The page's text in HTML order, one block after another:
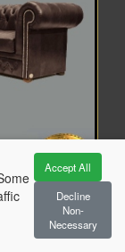
Accept All
Decline
Non-
Necessary